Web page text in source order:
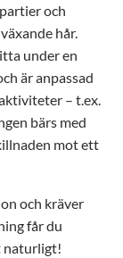
och
hår.
under en
är anpassad
– t.ex.
bärs med
mot ett
och kräver
får du
naturligt!